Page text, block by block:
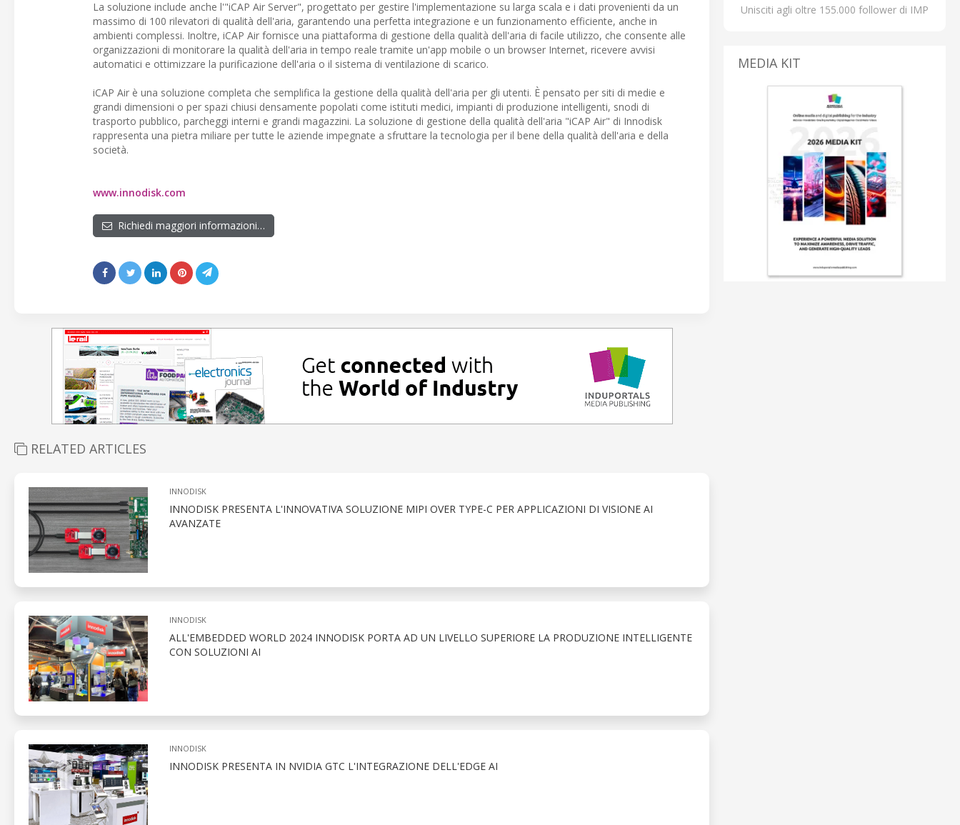
La soluzione include anche l'"iCAP Air Server", progettato per gestire l'implementazione su larga scala e i dati provenienti da un
massimo di 100 rilevatori di qualità dell'aria, garantendo una perfetta integrazione e un funzionamento efficiente, anche in
ambienti complessi. Inoltre, iCAP Air fornisce una piattaforma di gestione della qualità dell'aria di facile utilizzo, che consente alle
organizzazioni di monitorare la qualità dell'aria in tempo reale tramite un'app mobile o un browser Internet, ricevere avvisi
automatici e ottimizzare la purificazione dell'aria o il sistema di ventilazione di scarico.
iCAP Air è una soluzione completa che semplifica la gestione della qualità dell'aria per gli utenti. È pensato per siti di medie e
grandi dimensioni o per spazi chiusi densamente popolati come istituti medici, impianti di produzione intelligenti, snodi di
trasporto pubblico, parcheggi interni e grandi magazzini. La soluzione di gestione della qualità dell'aria "iCAP Air" di Innodisk
rappresenta una pietra miliare per tutte le aziende impegnate a sfruttare la tecnologia per il bene della qualità dell'aria e della
società.
www.innodisk.com
Richiedi maggiori informazioni…
RELATED ARTICLES
INNODISK
INNODISK PRESENTA L'INNOVATIVA SOLUZIONE MIPI OVER TYPE-C PER APPLICAZIONI DI VISIONE AI
AVANZATE
INNODISK
ALL'EMBEDDED WORLD 2024 INNODISK PORTA AD UN LIVELLO SUPERIORE LA PRODUZIONE INTELLIGENTE
CON SOLUZIONI AI
INNODISK
INNODISK PRESENTA IN NVIDIA GTC L'INTEGRAZIONE DELL'EDGE AI
Unisciti agli oltre 155.000 follower di IMP
MEDIA KIT